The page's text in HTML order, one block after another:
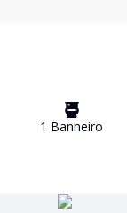
1 Banheiro